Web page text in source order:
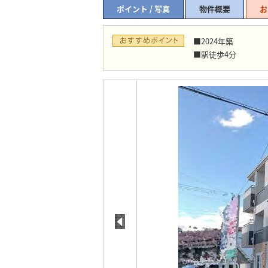
ポイント / 写真 物件概要
■2024年築
■駅徒歩4分